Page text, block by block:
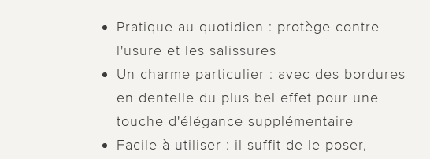
Pratique au quotidien : protège contre
l'usure et les salissures
Un charme particulier : avec des bordures
en dentelle du plus bel effet pour une
touche d'élégance supplémentaire
Facile à utiliser : il suffit de le poser,